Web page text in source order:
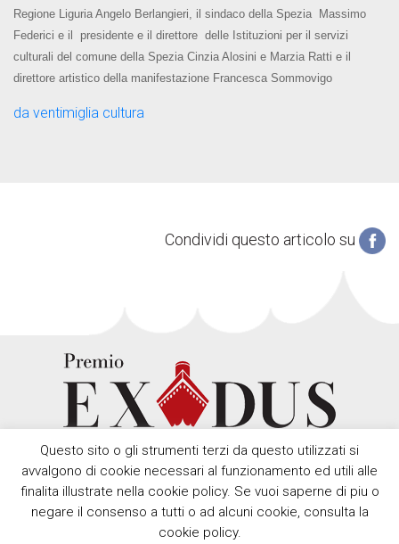
Regione Liguria Angelo Berlangieri, il sindaco della Spezia Massimo
Federici e il presidente e il direttore delle Istituzioni per il servizi
culturali del comune della Spezia Cinzia Alosini e Marzia Ratti e il
direttore artistico della manifestazione Francesca Sommovigo
da ventimiglia cultura
Condividi questo articolo su
Questo sito o gli strumenti terzi da questo utilizzati si
avvalgono di cookie necessari al funzionamento ed utili alle
finalita illustrate nella cookie policy. Se vuoi saperne di piu o
negare il consenso a tutti o ad alcuni cookie, consulta la
cookie policy.